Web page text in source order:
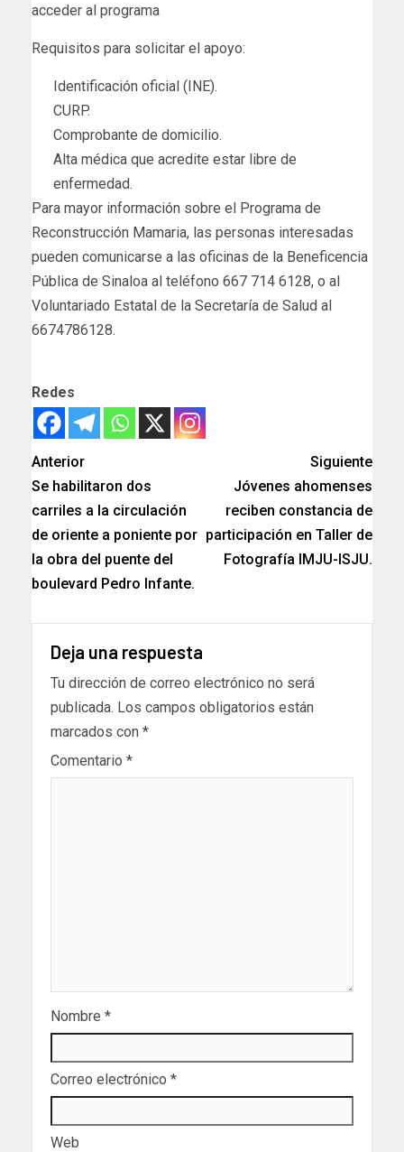
acceder al programa
Requisitos para solicitar el apoyo:
Identificación oficial (INE).
CURP.
Comprobante de domicilio.
Alta médica que acredite estar libre de
enfermedad.
Para mayor información sobre el Programa de
Reconstrucción Mamaria, las personas interesadas
pueden comunicarse a las oficinas de la Beneficencia
Pública de Sinaloa al teléfono 667 714 6128, o al
Voluntariado Estatal de la Secretaría de Salud al
6674786128.
Redes
Anterior
Se habilitaron dos
carriles a la circulación
de oriente a poniente por
la obra del puente del
boulevard Pedro Infante.
Siguiente
Jóvenes ahomenses
reciben constancia de
participación en Taller de
Fotografía IMJU-ISJU.
Deja una respuesta
Tu dirección de correo electrónico no será
publicada. Los campos obligatorios están
marcados con *
Comentario *
Nombre *
Correo electrónico *
Web